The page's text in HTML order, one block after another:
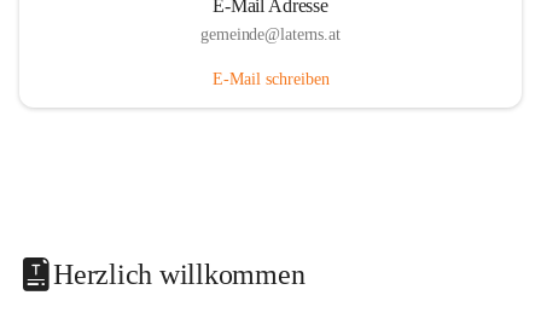
E-Mail Adresse
gemeinde@laterns.at
E-Mail schreiben
Herzlich willkommen